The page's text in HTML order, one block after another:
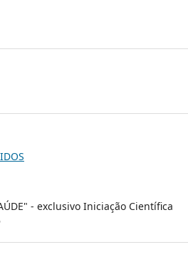
- exclusivo Iniciação Científica